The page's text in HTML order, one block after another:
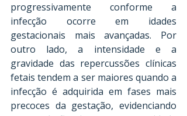
progressivamente conforme a
infecção ocorre em idades
gestacionais mais avançadas. Por
outro lado, a intensidade e a
gravidade das repercussões clínicas
fetais tendem a ser maiores quando a
infecção é adquirida em fases mais
precoces da gestação, evidenciando